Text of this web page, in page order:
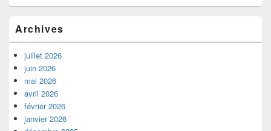
Archives
juillet 2026
juin 2026
mai 2026
avril 2026
février 2026
janvier 2026